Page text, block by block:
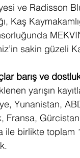
ve Radisson
Kaş
sakin güzeli
barış ve
yarışın
Yunanistan,
Fransa,
ile birlikte toplam